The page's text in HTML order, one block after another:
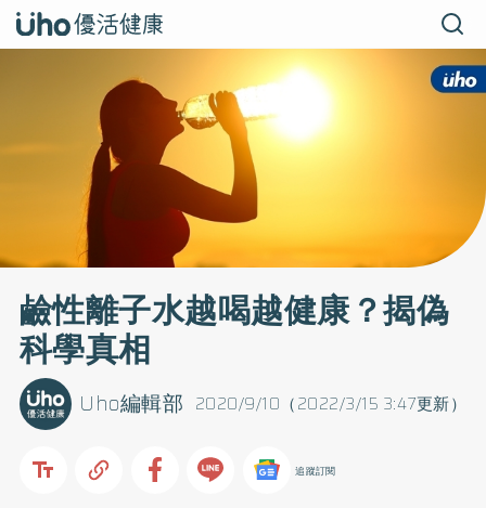
鹼性離子水越喝越健康？揭偽
科學真相
2020/9/10（2022/3/15 3:47更新）
Uho編輯部
追蹤訂閱